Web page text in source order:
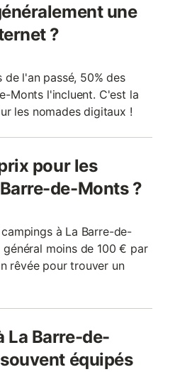
une
?
de l'an passé, 50% des
Monts l'incluent. C'est la
les nomades digitaux !
pour les
de-Monts ?
à La Barre-de-
moins de 100 € par
rêvée pour trouver un
La Barre-de-
équipés